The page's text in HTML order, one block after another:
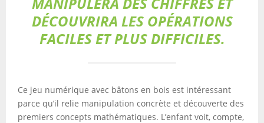
DÉCOUVRIRA LES OPÉRATIONS
FACILES ET PLUS DIFFICILES.
Ce jeu numérique avec bâtons en bois est intéressant
parce qu’il relie manipulation concrète et découverte des
premiers concepts mathématiques. L’enfant voit, compte,